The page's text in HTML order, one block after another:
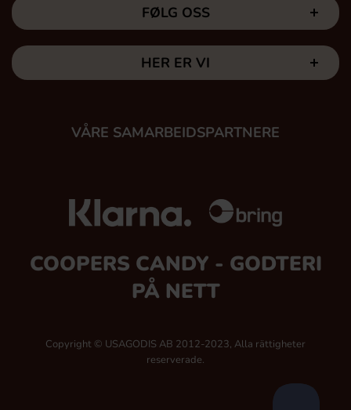
FØLG OSS
HER ER VI
VÅRE SAMARBEIDSPARTNERE
COOPERS CANDY - GODTERI
PÅ NETT
Copyright © USAGODIS AB 2012-2023, Alla rättigheter
reserverade.